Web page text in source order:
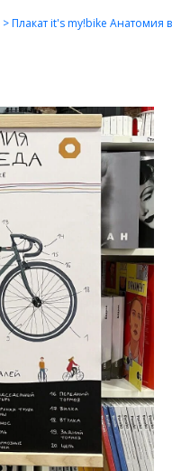
>Плакат it's my!bike Анатомия